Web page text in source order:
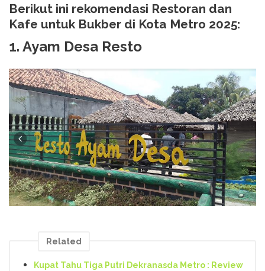
Berikut ini rekomendasi Restoran dan
Kafe untuk Bukber di Kota Metro 2025:
1. Ayam Desa Resto
Related
Kupat Tahu Tiga Putri Dekranasda Metro : Review